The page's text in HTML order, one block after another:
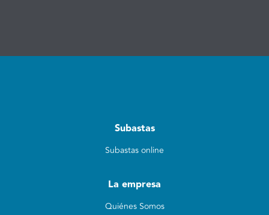
Subastas
Subastas online
La empresa
Quiénes Somos